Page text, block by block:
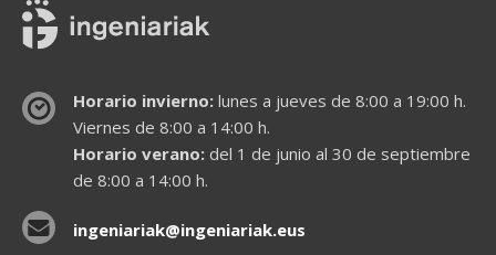
Horario invierno:lunes a jueves de 8:00 a 19:00 h.
Viernes de 8:00 a 14:00 h.
Horario verano:del 1 de junio al 30 de septiembre
de 8:00 a 14:00 h.
ingeniariak@ingeniariak.eus